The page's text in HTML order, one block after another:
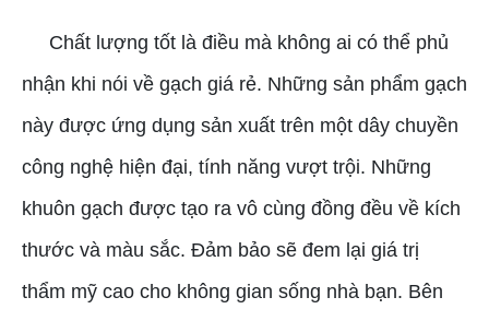
Chất lượng tốt là điều mà không ai có thể phủ
nhận khi nói về gạch giá rẻ. Những sản phẩm gạch
này được ứng dụng sản xuất trên một dây chuyền
công nghệ hiện đại, tính năng vượt trội. Những
khuôn gạch được tạo ra vô cùng đồng đều về kích
thước và màu sắc. Đảm bảo sẽ đem lại giá trị
thẩm mỹ cao cho không gian sống nhà bạn. Bên